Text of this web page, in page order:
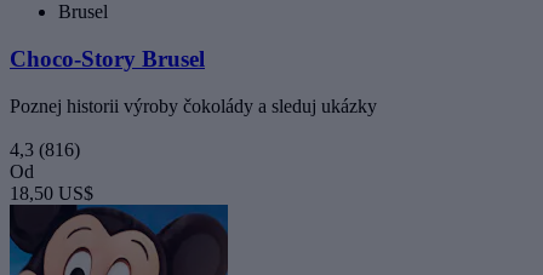
Brusel
Choco-Story Brusel
Poznej historii výroby čokolády a sleduj ukázky
4,3 (816)
Od
18,50 US$